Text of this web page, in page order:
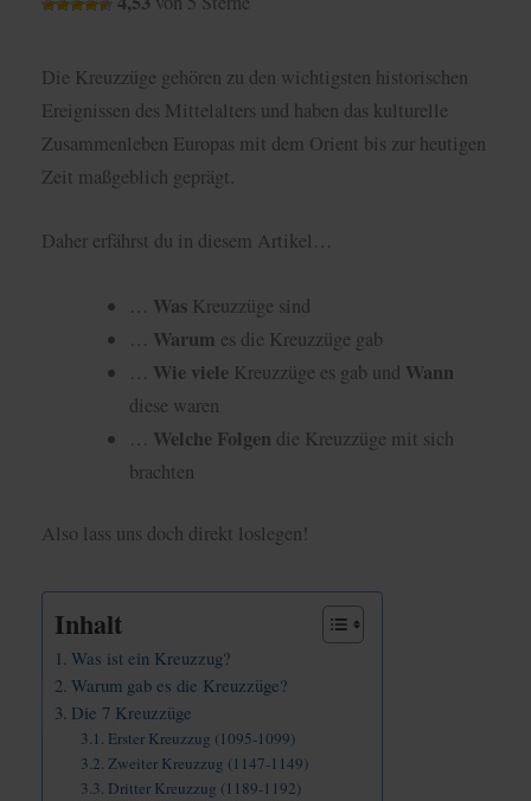
Die Kreuzzüge gehören zu den wichtigsten historischen
Ereignissen des Mittelalters und haben das kulturelle
Zusammenleben Europas mit dem Orient bis zur heutigen
Zeit maßgeblich geprägt.
Daher erfährst du in diesem Artikel…
… WasKreuzzüge sind
… Warum es die Kreuzzüge gab
… Wie viele Kreuzzüge es gab und Wann
diese waren
… Welche Folgen die Kreuzzüge mit sich
brachten
Also lass uns doch direkt loslegen!
Inhalt
Was ist ein Kreuzzug?
Warum gab es die Kreuzzüge?
Die 7 Kreuzzüge
Erster Kreuzzug (1095-1099)
Zweiter Kreuzzug (1147-1149)
Dritter Kreuzzug (1189-1192)